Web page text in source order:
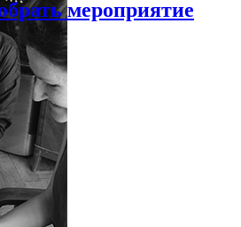
мероприятие